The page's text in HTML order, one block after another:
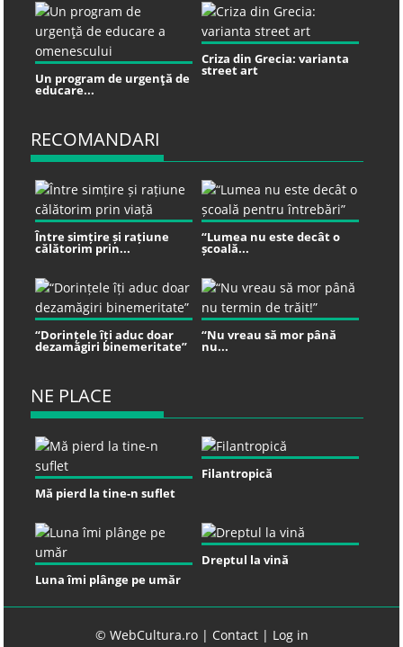
Un program de urgenţă de
educare...
Criza din Grecia: varianta
street art
RECOMANDARI
Între simțire și rațiune
călătorim prin...
“Lumea nu este decât o
școală...
“Dorințele îți aduc doar
dezamăgiri binemeritate”
“Nu vreau să mor până
nu...
NE PLACE
Mă pierd la tine-n suflet
Filantropică
Luna îmi plânge pe umăr
Dreptul la vină
© WebCultura.ro | Contact| Log in